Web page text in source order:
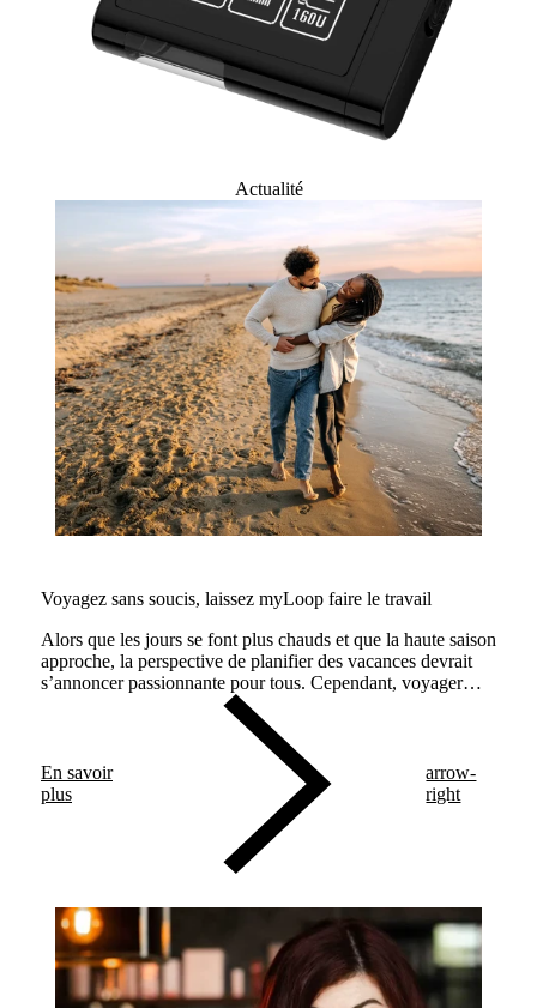
Actualité
Voyagez sans soucis, laissez myLoop faire le travail
Alors que les jours se font plus chauds et que la haute saison
approche, la perspective de planifier des vacances devrait
s’annoncer passionnante pour tous. Cependant, voyager
nécessite de prendre en compte certaines considérations.
En savoir
plus
arrow-
right